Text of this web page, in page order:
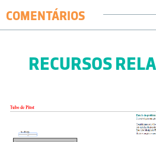
COMENTÁRIOS
RECURSOS